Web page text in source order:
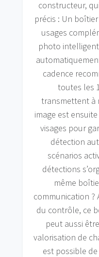
constructeur,
précis : Un
usages
photo
cadence
toutes les
transmettent à
image est
visages pour
détection
scénarios
détections
même
communication ?
du contrôle, ce
peut aussi
valorisation de
est possible